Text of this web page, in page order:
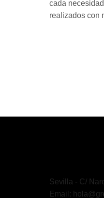
cada
realizados con
Sevilla - C/
Email: